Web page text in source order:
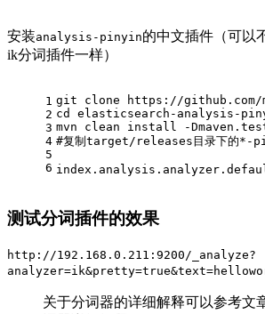
安装analysis-pinyin的中文插件（可以
ik分词插件一样）
1
2
3
4
5
6
git clone https://github.com/
cd elasticsearch-analysis-
mvn clean install -
#复制target/releases目录下的
测试分词插件的效果
http://192.168.0.211:9200/_analyze?
关于分词器的详细解释可以参考文